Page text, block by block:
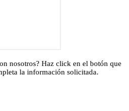
nosotros? Haz click en el botón que
la información solicitada.